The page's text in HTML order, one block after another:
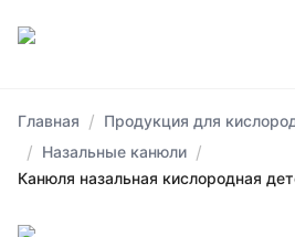
Главная / Продукция для
/ Назальные канюли /
Канюля назальная кислородная